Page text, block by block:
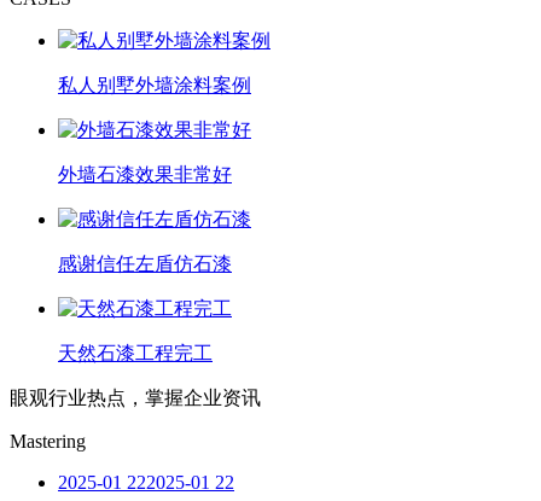
私人别墅外墙涂料案例
外墙石漆效果非常好
感谢信任左盾仿石漆
天然石漆工程完工
眼观行业热点，掌握企业资讯
Mastering
2025-01 222025-01 22